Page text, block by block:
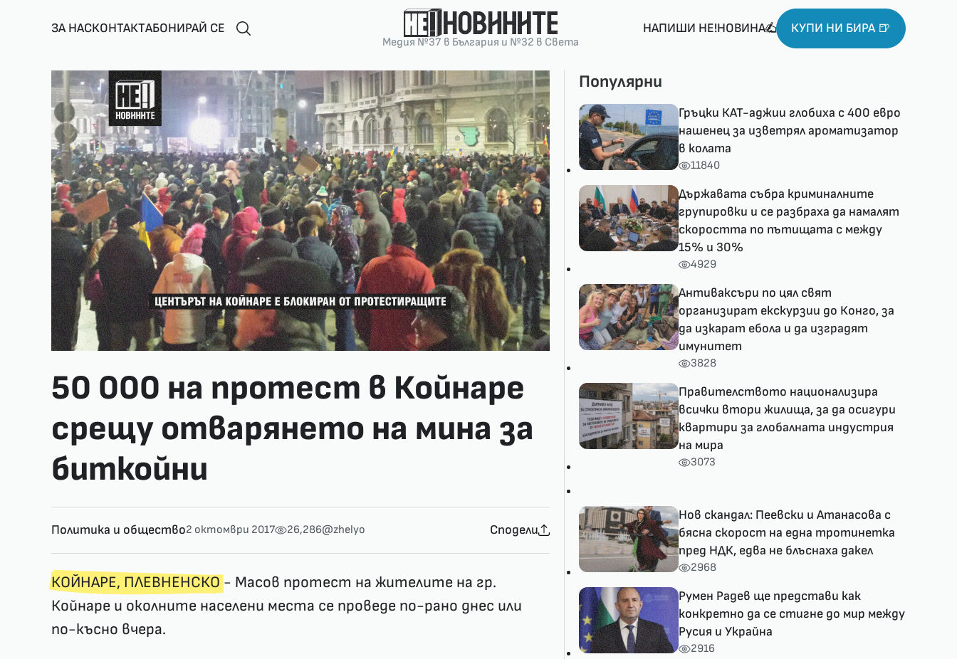
ЗА НАСКОНТАКТАБОНИРАЙ СЕ
Медия №37 в България и №32 в Света
НАПИШИ НЕ!НОВИНА КУПИ НИ БИРА 🍺
50 000 на протест в Койнаре
срещу отварянето на мина за
биткойни
Политика и общество2 октомври 2017 26,286@zhelyo Сподели
КОЙНАРЕ, ПЛЕВНЕНСКО- Масов протест на жителите на гр.
Койнаре и околните населени места се проведе по-рано днес или
по-късно вчера.
Популярни
Гръцки КАТ-аджии глобиха с 400 евро
нашенец за изветрял ароматизатор
в колата
11840
Държавата събра криминалните
групировки и се разбраха да намалят
скоростта по пътищата с между
15% и 30%
4929
Антиваксъри по цял свят
организират екскурзии до Конго, за
да изкарат ебола и да изградят
имунитет
3828
Правителството национализира
всички втори жилища, за да осигури
квартири за глобалната индустрия
на мира
3073
Нов скандал: Пеевски и Атанасова с
бясна скорост на една тротинетка
пред НДК, едва не блъснаха дакел
2968
Румен Радев ще представи как
конкретно да се стигне до мир между
Русия и Украйна
2916